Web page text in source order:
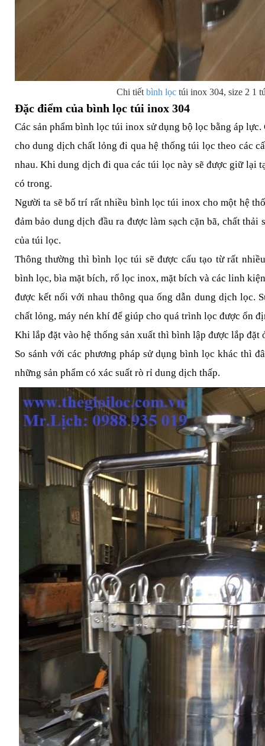
Chi tiết bình lọctúi inox 304, size 2 1
Đặc điểm của bình lọc túi inox 304
Các sản phẩm bình lọc túi inox sử dụng bộ lọc bằng áp lực.
cho dung dịch chất lỏng đi qua hệ thống túi lọc theo các
nhau. Khi dung dịch đi qua các túi lọc này sẽ được giữ lại
có trong.
Người ta sẽ bố trí rất nhiều bình lọc túi inox cho một hệ
đảm bảo dung dịch đầu ra được làm sạch cặn bã, chất
của túi lọc.
Thông thường thì bình lọc túi sẽ được cấu tạo từ rất
bình lọc, bìa mặt bích, rổ lọc inox, mặt bích và các linh
được kết nối với nhau thông qua ống dẫn dung dịch lọc.
chất lỏng, máy nén khí để giúp cho quá trình lọc được ổn
Khi lắp đặt vào hệ thống sản xuất thì bình lập được lắp đặt
So sánh với các phương pháp sử dụng bình lọc khác thì
những sản phẩm có xác suất rò rỉ dung dịch thấp.